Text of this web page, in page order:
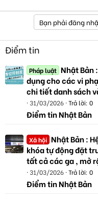
Bạn phải đăng
Điểm tin
Pháp luật Nhật Bản
dụng cho các vi
chi tiết danh sách
31/03/2026 Trả lời: 0
Điểm tin Nhật Bản
Xã hội Nhật Bản :
khóa tự động đặt
tất cả các ga , mở
31/03/2026 Trả lời: 0
Điểm tin Nhật Bản